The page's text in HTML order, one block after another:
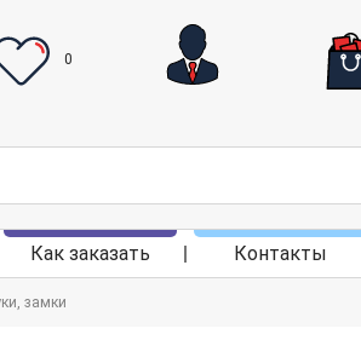
0
Как заказать Контакты
замки